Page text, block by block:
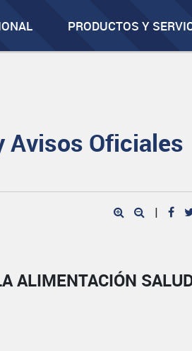
PRODUCTOS Y
Avisos Oficiales
|
ALIMENTACIÓN